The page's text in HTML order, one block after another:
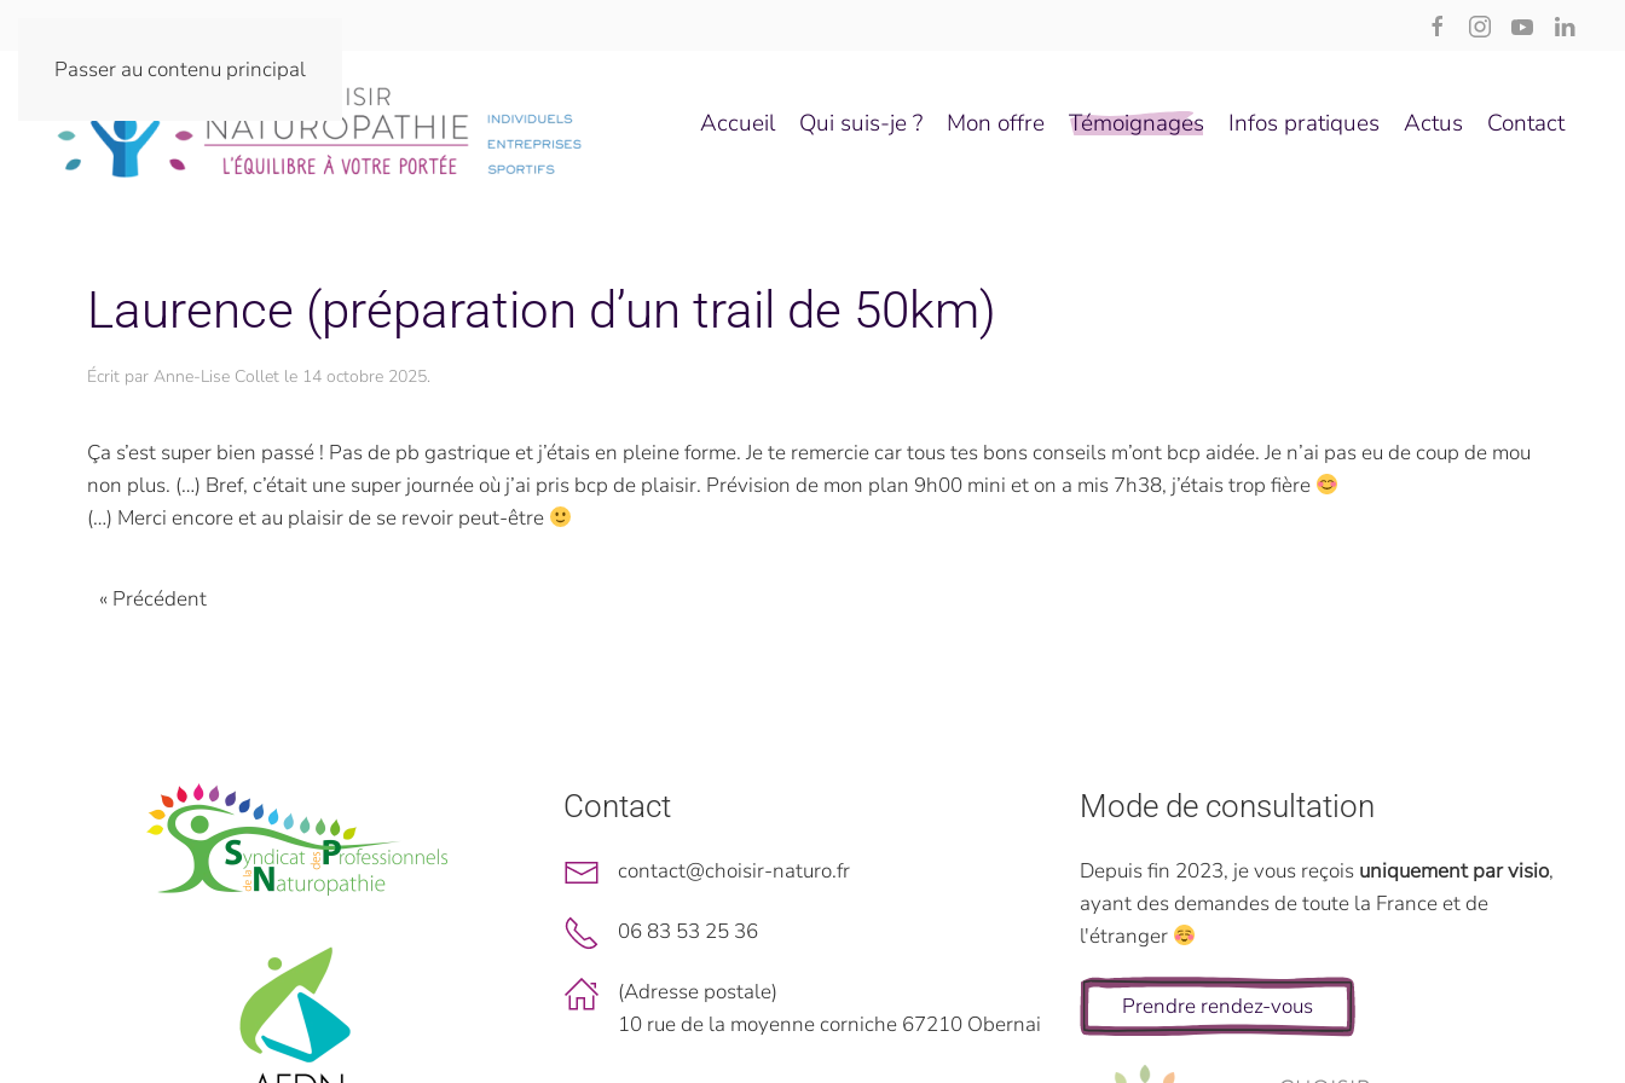
Passer au contenu principal
Accueil Qui suis-je ? Mon offre Témoignages Infos pratiques Actus Contact
Laurence (préparation d’un trail de 50km)
Écrit par Anne-Lise Collet le 14 octobre 2025.
Ça s’est super bien passé ! Pas de pb gastrique et j’étais en pleine forme. Je te remercie car tous tes bons conseils m’ont bcp aidée. Je n’ai pas eu de coup de mou
non plus. (…) Bref, c’était une super journée où j’ai pris bcp de plaisir. Prévision de mon plan 9h00 mini et on a mis 7h38, j’étais trop fière
(…) Merci encore et au plaisir de se revoir peut-être
« Précédent
Contact
contact@choisir-naturo.fr
06 83 53 25 36
(Adresse postale)
10 rue de la moyenne corniche 67210 Obernai
Mode de consultation
Depuis fin 2023, je vous reçois uniquement par visio,
ayant des demandes de toute la France et de
l'étranger
Prendre rendez-vous